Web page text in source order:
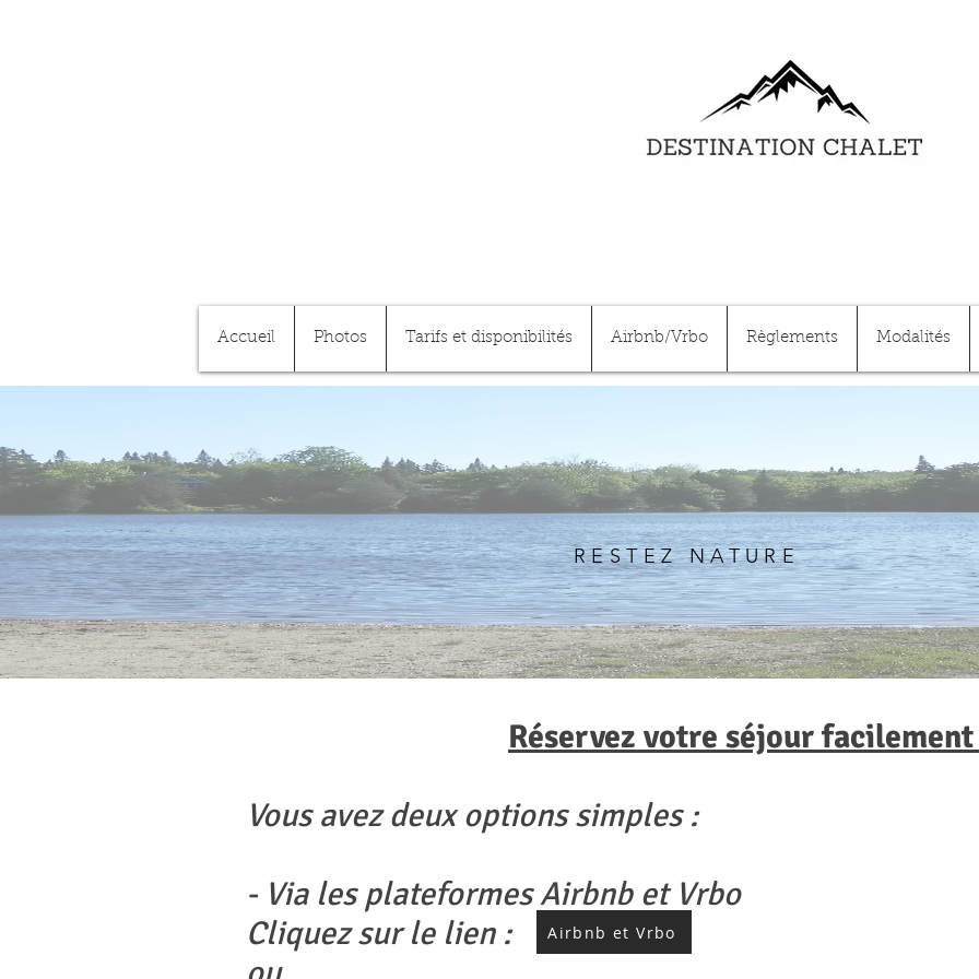
Accueil Photos Tarifs et disponibilités Airbnb/Vrbo Règlements Modalités
RESTEZ NATURE
Réservez votre séjour
Vous avez deux options simples :
- Via les plateformes Airbnb et Vrbo
Cliquez sur le lien :
Airbnb et Vrbo